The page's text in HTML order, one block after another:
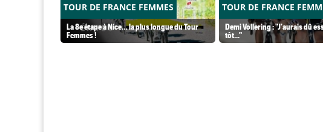
TOUR DE FRANCE FEMMES
La 8e étape à Nice… la plus longue du Tour
Femmes !
TOUR DE FRANCE
Demi Vollering : "J'aurais dû
tôt..."